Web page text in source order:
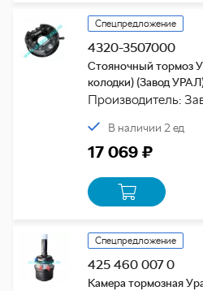
Спецпредложение
4320-3507000
Стояночный тормоз
колодки) (Завод
Производитель:
В наличии 2 ед
17 069 ₽
Спецпредложение
425 460 007 0
Камера тормозная